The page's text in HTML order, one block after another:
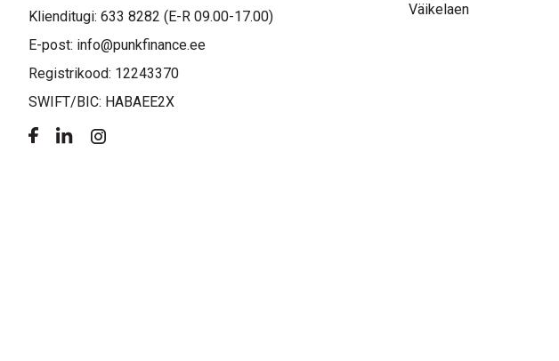
Klienditugi: 633 8282 (E-R 09.00-17.00)
E-post: info@punkfinance.ee
Registrikood: 12243370
SWIFT/BIC: HABAEE2X
Väikelaen